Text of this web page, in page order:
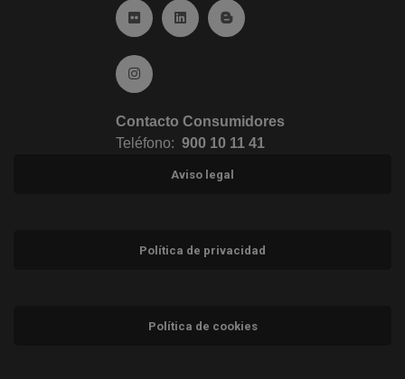
Ir a Flickr (abre en ventana nueva)
Ir a Linkedin (abre en ventana nueva)
Ir al Blog (abre en ventana
Ir a Instagram (abre en ventana nueva)
Contacto Consumidores
Teléfono: 900 10 11 41
Aviso legal
Política de privacidad
Política de cookies